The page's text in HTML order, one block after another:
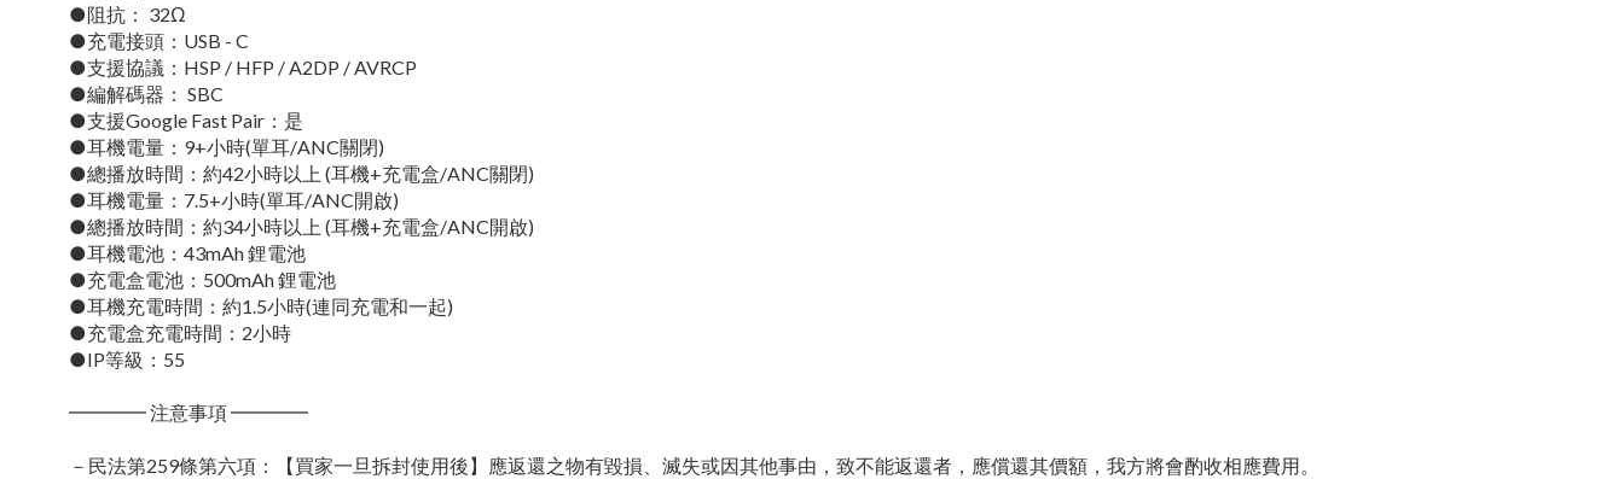
●阻抗： 32Ω
●充電接頭：USB - C
●支援協議：HSP / HFP / A2DP / AVRCP
●編解碼器： SBC
●支援Google Fast Pair：是
●耳機電量：9+小時(單耳/ANC關閉)
●總播放時間：約42小時以上 (耳機+充電盒/ANC關閉)
●耳機電量：7.5+小時(單耳/ANC開啟)
●總播放時間：約34小時以上 (耳機+充電盒/ANC開啟)
●耳機電池：43mAh 鋰電池
●充電盒電池：500mAh 鋰電池
●耳機充電時間：約1.5小時(連同充電和一起)
●充電盒充電時間：2小時
●IP等級：55
━━━━ 注意事項 ━━━━
－民法第259條第六項：【買家一旦拆封使用後】應返還之物有毀損、滅失或因其他事由，致不能返還者，應償還其價額，我方將會酌收相應費用。